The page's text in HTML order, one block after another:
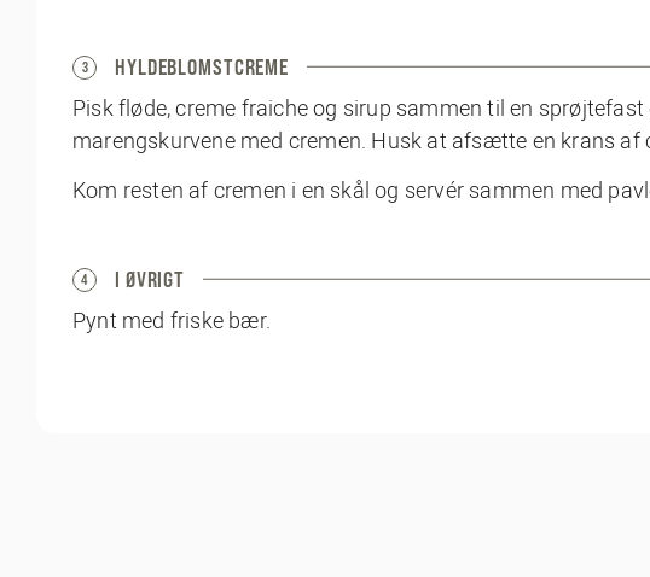
3 HYLDEBLOMSTCREME
Pisk fløde, creme fraiche og sirup sammen til en
marengskurvene med cremen. Husk at afsætte en krans
Kom resten af cremen i en skål og servér sammen med
4 I ØVRIGT
Pynt med friske bær.